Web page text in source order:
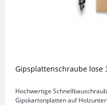
Gipsplattenschraube lose
Hochwertige
Gipskartonplatten auf